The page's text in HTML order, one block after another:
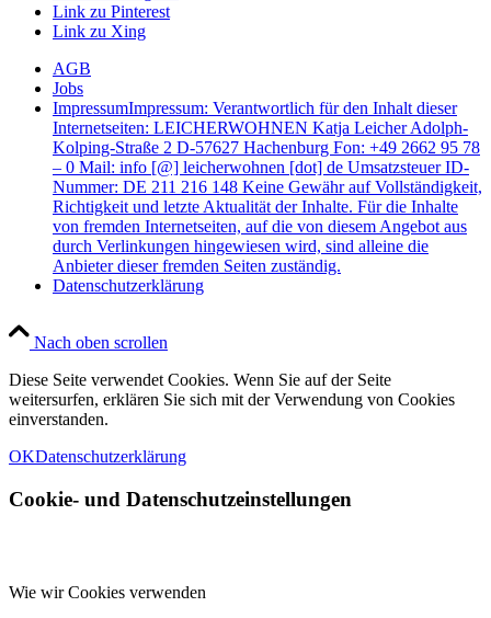
Link zu Pinterest
Link zu Xing
AGB
Jobs
ImpressumImpressum: Verantwortlich für den Inhalt dieser
Internetseiten: LEICHERWOHNEN Katja Leicher Adolph-
Kolping-Straße 2 D-57627 Hachenburg Fon: +49 2662 95 78
– 0 Mail: info [@] leicherwohnen [dot] de Umsatzsteuer ID-
Nummer: DE 211 216 148 Keine Gewähr auf Vollständigkeit,
Richtigkeit und letzte Aktualität der Inhalte. Für die Inhalte
von fremden Internetseiten, auf die von diesem Angebot aus
durch Verlinkungen hingewiesen wird, sind alleine die
Anbieter dieser fremden Seiten zuständig.
Datenschutzerklärung
Nach oben scrollen
Diese Seite verwendet Cookies. Wenn Sie auf der Seite
weitersurfen, erklären Sie sich mit der Verwendung von Cookies
einverstanden.
OKDatenschutzerklärung
Cookie- und Datenschutzeinstellungen
Wie wir Cookies verwenden